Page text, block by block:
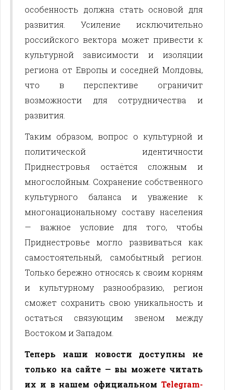
особенность должна стать основой для
развития. Усиление исключительно
российского вектора может привести к
культурной зависимости и изоляции
региона от Европы и соседней Молдовы,
что в перспективе ограничит
возможности для сотрудничества и
развития.
Таким образом, вопрос о культурной и
политической идентичности
Приднестровья остаётся сложным и
многослойным. Сохранение собственного
культурного баланса и уважение к
многонациональному составу населения
— важное условие для того, чтобы
Приднестровье могло развиваться как
самостоятельный, самобытный регион.
Только бережно относясь к своим корням
и культурному разнообразию, регион
сможет сохранить свою уникальность и
остаться связующим звеном между
Востоком и Западом.
Теперь наши новости доступны не
только на сайте — вы можете читать
их и в нашем официальном Telegram-